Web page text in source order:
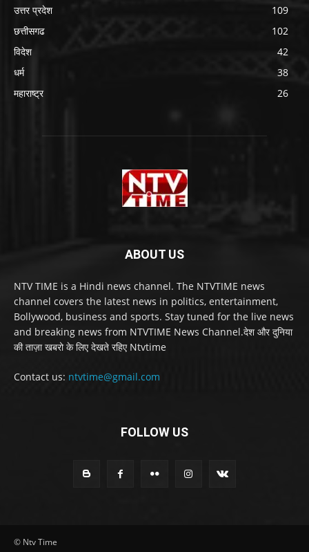
उत्तर प्रदेश
109
छत्तीसगढ
102
विदेश
42
धर्म
38
महाराष्ट्र
26
ABOUT US
NTV TIME is a Hindi news channel. The NTVTIME news
channel covers the latest news in politics, entertainment,
Bollywood, business and sports. Stay tuned for the live news
and breaking news from NTVTIME News Channel.देश और दुनिया
की ताज़ा खबरो के लिए देखते रहिए Ntvtime
Contact us: ntvtime@gmail.com
FOLLOW US
© Ntv Time